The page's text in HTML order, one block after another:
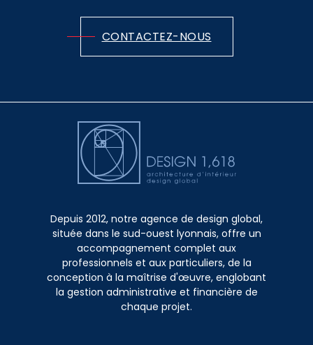
CONTACTEZ-NOUS
Depuis 2012, notre agence de design global,
située dans le sud-ouest lyonnais, offre un
accompagnement complet aux
professionnels et aux particuliers, de la
conception à la maîtrise d'œuvre, englobant
la gestion administrative et financière de
chaque projet.